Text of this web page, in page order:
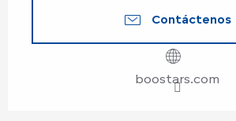
Contáctenos
boostars.com